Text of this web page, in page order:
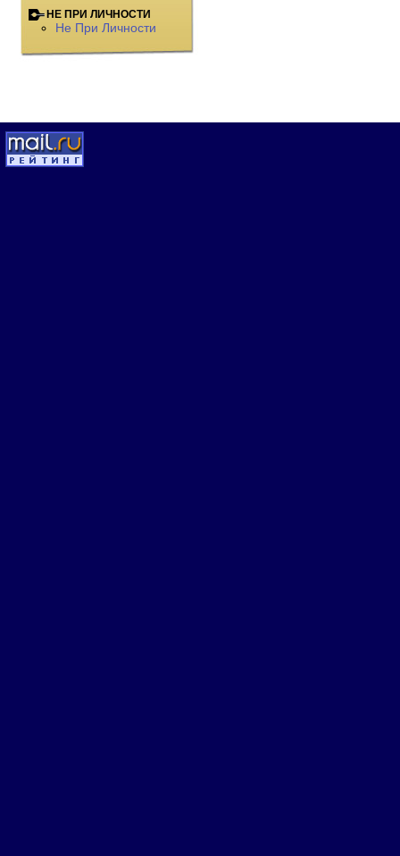
НЕ ПРИ ЛИЧНОСТИ
Не При Личности